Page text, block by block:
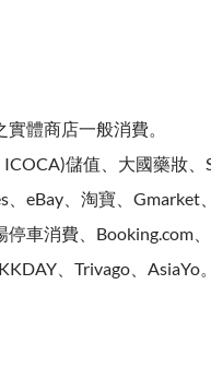
體商店一般消費。
儲值、大國藥妝、
eBay、淘寶、Gmarket
車消費、Booking.com、
、Trivago、AsiaYo。